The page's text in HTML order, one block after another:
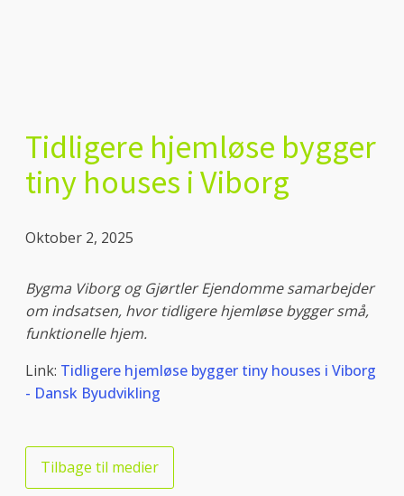
Tidligere hjemløse bygger
tiny houses i Viborg
Oktober 2, 2025
Bygma Viborg og Gjørtler Ejendomme samarbejder
om indsatsen, hvor tidligere hjemløse bygger små,
funktionelle hjem.
Link: Tidligere hjemløse bygger tiny houses i Viborg
- Dansk Byudvikling
Tilbage til medier